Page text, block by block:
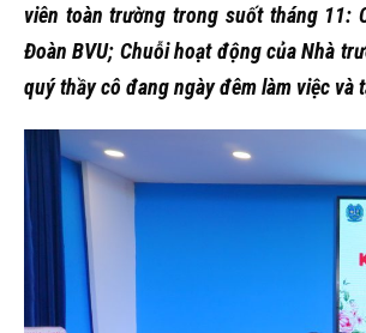
viên toàn trường trong suốt tháng 11:
Đoàn BVU; Chuỗi hoạt động của Nhà
quý thầy cô đang ngày đêm làm việc và